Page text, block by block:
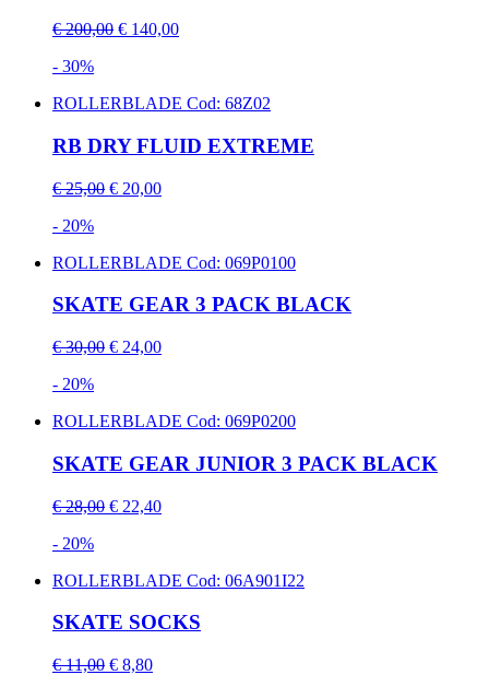
€ 200,00 € 140,00
- 30%
ROLLERBLADE Cod: 68Z02
RB DRY FLUID EXTREME
€ 25,00 € 20,00
- 20%
ROLLERBLADE Cod: 069P0100
SKATE GEAR 3 PACK BLACK
€ 30,00 € 24,00
- 20%
ROLLERBLADE Cod: 069P0200
SKATE GEAR JUNIOR 3 PACK BLACK
€ 28,00 € 22,40
- 20%
ROLLERBLADE Cod: 06A901I22
SKATE SOCKS
€ 11,00 € 8,80